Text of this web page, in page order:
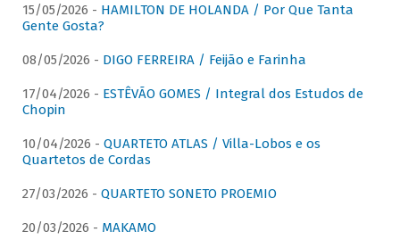
15/05/2026 - HAMILTON DE HOLANDA / Por Que Tanta
Gente Gosta?
08/05/2026 - DIGO FERREIRA / Feijão e Farinha
17/04/2026 - ESTÊVÃO GOMES / Integral dos Estudos de
Chopin
10/04/2026 - QUARTETO ATLAS / Villa-Lobos e os
Quartetos de Cordas
27/03/2026 - QUARTETO SONETO PROEMIO
20/03/2026 - MAKAMO